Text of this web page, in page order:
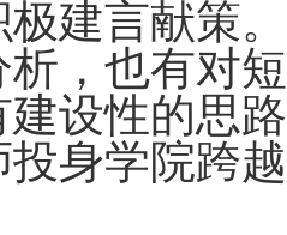
极建言献策
，也有对
建设性的思
投身学院跨